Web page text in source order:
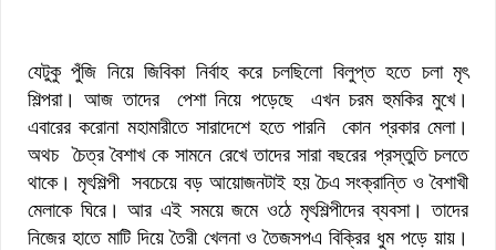
যেটুকু পুঁজি নিয়ে জিবিকা নির্বাহ করে চলছিলো বিলুপ্ত হতে চলা মৃৎ
শিল্পরা। আজ তাদের পেশা নিয়ে পড়েছে এখন চরম হুমকির মুখে।
এবারের করোনা মহামারীতে সারাদেশে হতে পারনি কোন প্রকার মেলা।
অথচ চৈত্র বৈশাখ কে সামনে রেখে তাদের সারা বছরের প্রস্তুতি চলতে
থাকে। মৃৎশিল্পী সবচেয়ে বড় আয়োজনটাই হয় চৈএ সংক্রান্তি ও বৈশাখী
মেলাকে ঘিরে। আর এই সময়ে জমে ওঠে মৃৎশিল্পীদের ব্যবসা। তাদের
নিজের হাতে মাটি দিয়ে তৈরী খেলনা ও তৈজসপএ বিক্রির ধুম পড়ে য়ায়।